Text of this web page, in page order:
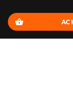
shopping_basket
Paramétrer vos
Mentions légales
Conditions